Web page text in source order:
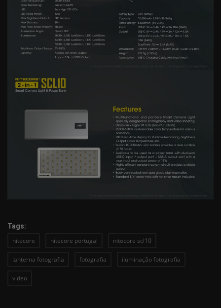
Tags:
nitecore nitecore portugal nitecore scl10
lanterna fotografia fotografia iluminação fotografia
video